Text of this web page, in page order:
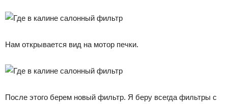
Нам открывается вид на мотор печки.
После этого берем новый фильтр. Я беру всегда фильтры с